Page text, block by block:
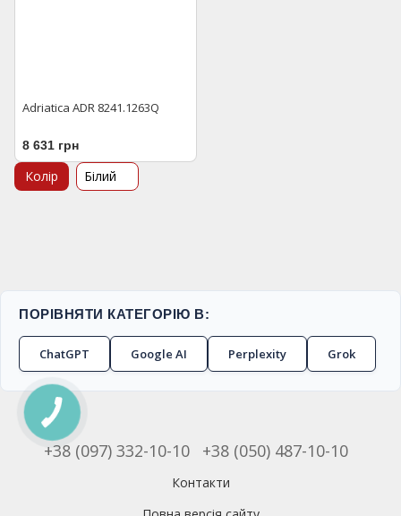
Adriatica ADR 8241.1263Q
8 631 грн
Колір Білий
ПОРІВНЯТИ КАТЕГОРІЮ В:
ChatGPT Google AI Perplexity Grok
+38 (097) 332-10-10 +38 (050) 487-10-10
Контакти